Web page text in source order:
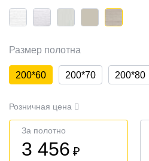
Размер полотна
200*60 200*70 200*80
Розничная цена
За полотно
3 456 ₽